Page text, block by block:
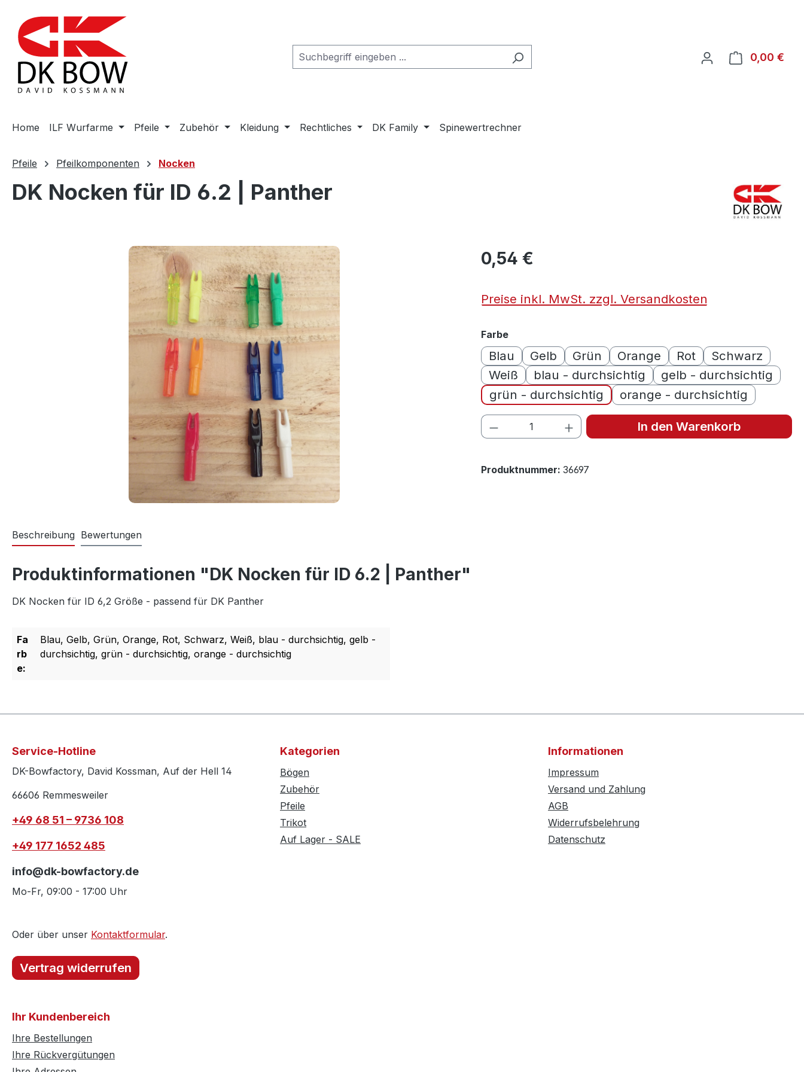
Hauptinhalt springen
Zur Suche springen
Zur Hauptnavigation springen
0,00 €
Home ILF Wurfarme Pfeile Zubehör Kleidung Rechtliches DK Family Spinewertrechner
Pfeile Pfeilkomponenten Nocken
DK Nocken für ID 6.2 | Panther
Bildergalerie überspringen 0,54 €
Preise inkl. MwSt. zzgl. Versandkosten
Farbeauswählen
Blau Gelb Grün Orange Rot
Schwarz
Weiß
blau - durchsichtig
gelb - durchsichtig
grün - durchsichtig
orange - durchsichtig
Produkt Anzahl: Gib den gewünschten Wert
In den Warenkorb
Produktnummer: 36697
Beschreibung Bewertungen
Produktinformationen "DK Nocken für ID 6.2 | Panther"
DK Nocken für ID 6,2 Größe - passend für DK Panther
Fa
rb
e:
Blau, Gelb, Grün, Orange, Rot, Schwarz, Weiß, blau - durchsichtig, gelb -
durchsichtig, grün - durchsichtig, orange - durchsichtig
Service-Hotline
DK-Bowfactory, David Kossman, Auf der Hell 14
66606 Remmesweiler
+49 68 51 – 9736 108
+49 177 1652 485
info@dk-bowfactory.de
Mo-Fr, 09:00 - 17:00 Uhr
Oder über unser Kontaktformular.
Vertrag widerrufen
Kategorien
Bögen
Zubehör
Pfeile
Trikot
Auf Lager - SALE
Informationen
Impressum
Versand und Zahlung
AGB
Widerrufsbelehrung
Datenschutz
Ihr Kundenbereich
Ihre Bestellungen
Ihre Rückvergütungen